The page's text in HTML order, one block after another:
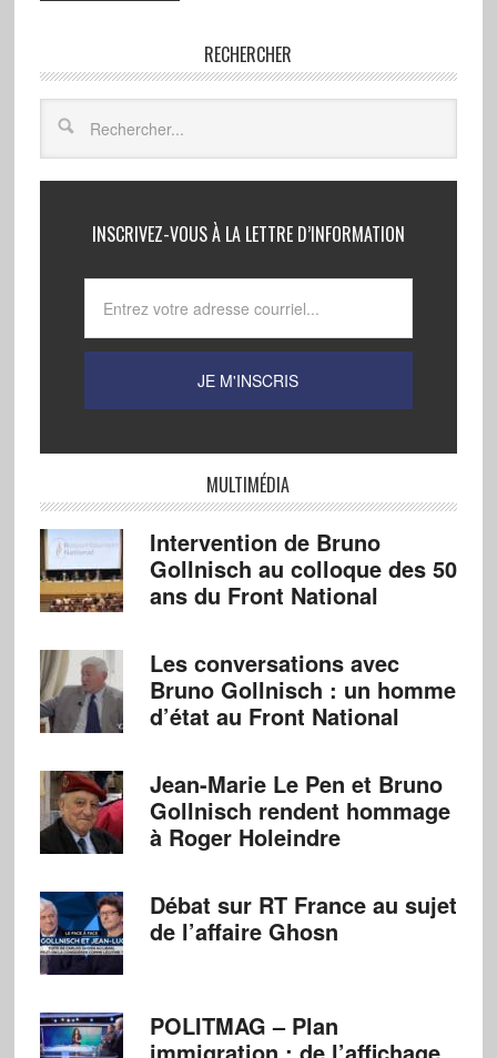
RECHERCHER
INSCRIVEZ-VOUS À LA LETTRE D’INFORMATION
MULTIMÉDIA
Intervention de Bruno
Gollnisch au colloque des 50
ans du Front National
Les conversations avec
Bruno Gollnisch : un homme
d’état au Front National
Jean-Marie Le Pen et Bruno
Gollnisch rendent hommage
à Roger Holeindre
Débat sur RT France au sujet
de l’affaire Ghosn
POLITMAG – Plan